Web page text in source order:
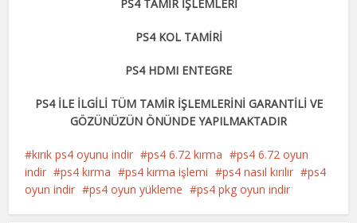
PS4 TAMİR İŞLEMLERİ
PS4 KOL TAMİRİ
PS4 HDMI ENTEGRE
PS4 İLE İLGİLİ TÜM TAMİR İŞLEMLERİNİ GARANTİLİ VE
GÖZÜNÜZÜN ÖNÜNDE YAPILMAKTADIR
kırık ps4 oyunu indir ps4 6.72 kırma
ps4 6.72 oyun
indir
ps4 kırma ps4 kırma işlemi ps4 nasıl kırılır
ps4
oyun indir
ps4 oyun yükleme ps4 pkg oyun indir